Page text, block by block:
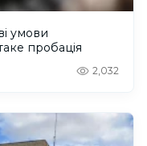
умови
пробація
2,032